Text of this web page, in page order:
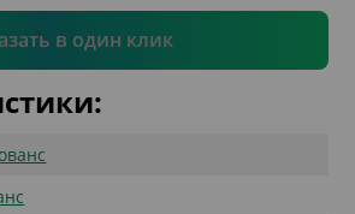
в один клик
Подтвердить